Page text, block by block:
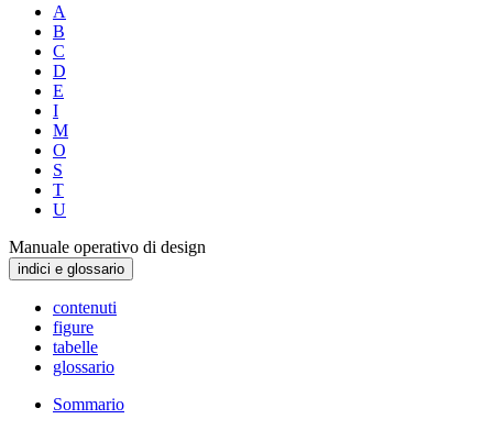
A
B
C
D
E
I
M
O
S
T
U
Manuale operativo di design
indici e glossario
contenuti
figure
tabelle
glossario
Sommario